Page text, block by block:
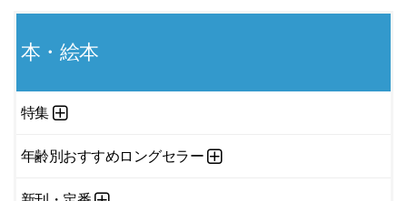
本・絵本
特集
年齢別おすすめロングセラー